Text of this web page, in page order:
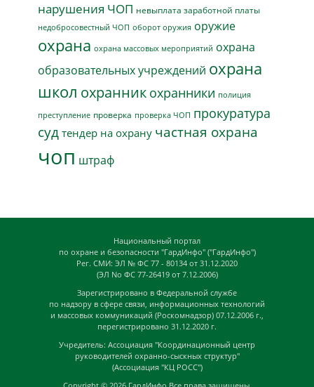
нарушения ЧОП невыплата заработной платы
недобросовестный ЧОП оборот оружия оружие
охрана охрана массовых мероприятий охрана
образовательных учреждений охрана
школ охранник охранники полиция
преступление проверка проверка ЧОП прокуратура
суд тендер на охрану частная охрана
чоп штраф
Национальный портал
по охране и безопасности "ГардИнфо" ("ГардИнфо")
Рег. СМИ: ЭЛ № ФС 77 - 80134 от 31.12.2020
(ЭЛ No ФС 77-26419 от 7.12.2006)
Зарегистрировано в Федеральной службе
по надзору в сфере связи, информационных технологий
и массовых коммуникаций (Роскомнадзор) 07.12.2006 г.,
перегистрировано 31.12.2020 г.
Учредитель: Ассоциация "Координационный центр
руководителей охранно-сыскных структур"
(Ассоциация "КЦ РОСС")